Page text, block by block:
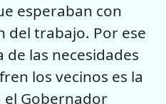
esperaban con
del trabajo. Por ese
las necesidades
los vecinos es la
Gobernador